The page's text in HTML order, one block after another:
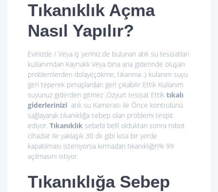
Tıkanıklık Açma
Nasıl Yapılır?
Evinizde / Veya iş yeriniz de bulunan atık su tesisatları
kullanımdan Kaynaklı Veya bina ana giderinde oluşan
problemlerden dolayı(çökme, tıkanma .) kulanım suyu
geri teperek pimaşlardan geri çıkabilir Ettik Kullanım
suyunuz giderden gitmez .Özyurt tesisat Ettik tıkalı
giderlerinizi atık su Kamerası ile Önce kontrolünü
sağlayarak tıkanıklığa sebep olan problemi tespit
ediyor. Tıkanıklık sebebi belli olduktan sonra robot
cihazlar ile yaklaşık 30 dk gibi kısa bir yerde
kapatılması isteniyorsa kırmadan tıkanıklığın% 99
açılmasını istiyor.
Tıkanıklığa Sebep